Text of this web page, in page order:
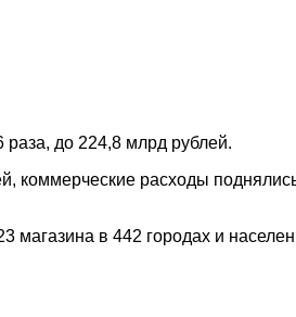
раза, до 224,8 млрд рублей.
расходы
в 442 городах и